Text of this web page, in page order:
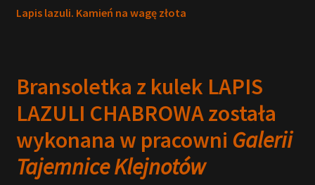
Lapis lazuli. Kamień na wagę złota
Bransoletka z kulek LAPIS
LAZULI CHABROWA została
wykonana w pracowni Galerii
Tajemnice Klejnotów